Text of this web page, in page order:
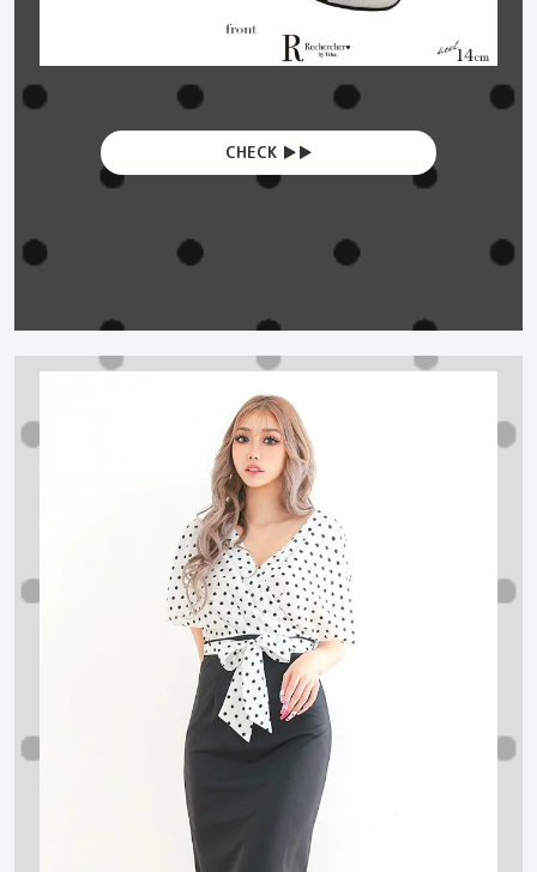
CHECK ▶︎▶︎